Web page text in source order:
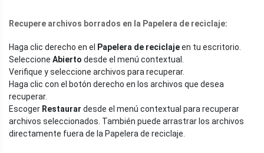
Recupere archivos borrados en la Papelera de reciclaje:
Haga clic derecho en el Papelera de reciclajeen tu escritorio.
Seleccione Abierto desde el menú contextual.
Verifique y seleccione archivos para recuperar.
Haga clic con el botón derecho en los archivos que desea
recuperar.
Escoger Restaurar desde el menú contextual para recuperar
archivos seleccionados. También puede arrastrar los archivos
directamente fuera de la Papelera de reciclaje.